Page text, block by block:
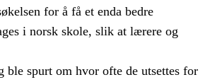
for å få et enda bedre
i norsk skole, slik at lærere og
ble spurt om hvor ofte de utsettes for